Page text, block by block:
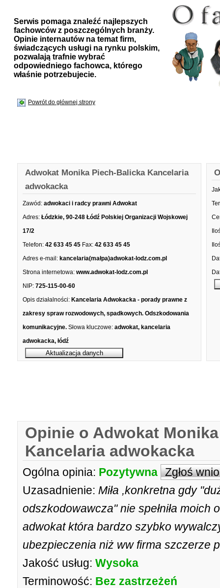
Serwis pomaga znaleźć najlepszych
fachowców z poszczególnych branży.
Opinie internautów na temat firm,
świadczących usługi na rynku polskim,
pozwalają trafnie wybrać
odpowiedniego fachowca, którego
właśnie potrzebujecie.
Powrót do głównej strony
Adwokat Monika Piech-Balicka Kancelaria
adwokacka
Zawód: adwokaci i radcy prawni Adwokat
Adres: Łódzkie, 90-248 Łódź Polskiej Organizacji Wojskowej
17/2
Telefon: 42 633 45 45 Fax: 42 633 45 45
Adres e-mail: kancelaria(małpa)adwokat-lodz.com.pl
Strona internetowa: www.adwokat-lodz.com.pl
NIP: 725-115-00-60
Opis działalności: Kancelaria Adwokacka - porady prawne z
zakresy spraw rozwodowych, spadkowych. Odszkodowania
komunikacyjne. Słowa kluczowe: adwokat, kancelaria
adwokacka, łódź
Opinie o Adwokat
Kancelaria adwokacka
Ogólna opinia: Pozytywna Zgłoś
Uzasadnienie: Miła ,konkretna gdy
odszkodowawcza" nie spełniła moich
adwokat która bardzo szybko
ubezpieczenia niż ww firma szczerze
Jakość usług: Wysoka
Terminowość: Bez zastrzeżeń